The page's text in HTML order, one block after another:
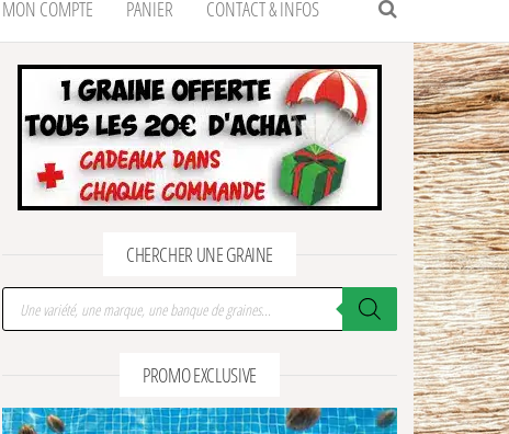
MON COMPTE PANIER CONTACT & INFOS
CHERCHER UNE GRAINE
Recherche de produits
PROMO EXCLUSIVE